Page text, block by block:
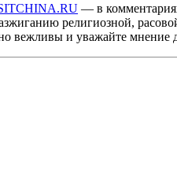
— в
религиозной,
вежливы и уважайте